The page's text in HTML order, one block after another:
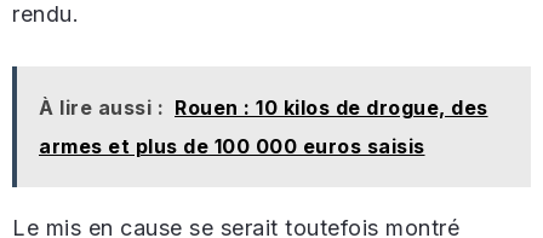
rendu.
À lire aussi : Rouen : 10 kilos de drogue, des
armes et plus de 100 000 euros saisis
Le mis en cause se serait toutefois montré